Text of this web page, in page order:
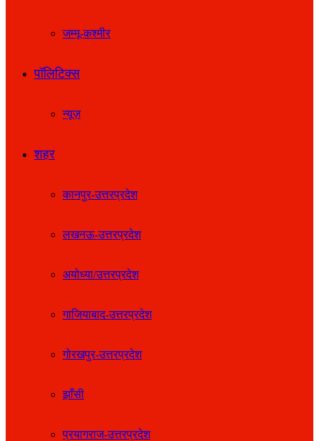
जम्मू-कश्मीर
पॉलिटिक्स
न्यूज़
शहर
कानपुर-उत्तरप्रदेश
लखनऊ-उत्तरप्रदेश
अयोध्या/उत्तरप्रदेश
गाजियाबाद-उत्तरप्रदेश
गोरखपुर-उत्तरप्रदेश
झाँसी
प्रयागराज-उत्तरप्रदेश